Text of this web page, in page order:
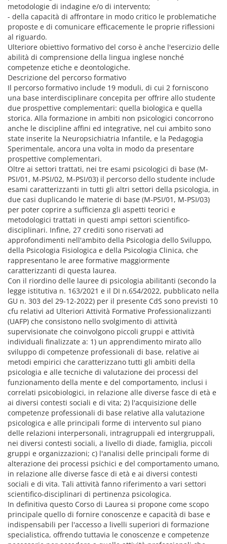
metodologie di indagine e/o di intervento;
- della capacità di affrontare in modo critico le problematiche
proposte e di comunicare efficacemente le proprie riflessioni
al riguardo.
Ulteriore obiettivo formativo del corso è anche l'esercizio delle
abilità di comprensione della lingua inglese nonché
competenze etiche e deontologiche.
Descrizione del percorso formativo
Il percorso formativo include 19 moduli, di cui 2 forniscono
una base interdisciplinare concepita per offrire allo studente
due prospettive complementari: quella biologica e quella
storica. Alla formazione in ambiti non psicologici concorrono
anche le discipline affini ed integrative, nel cui ambito sono
state inserite la Neuropsichiatria Infantile, e la Pedagogia
Sperimentale, ancora una volta in modo da presentare
prospettive complementari.
Oltre ai settori trattati, nei tre esami psicologici di base (M-
PSI/01, M-PSI/02, M-PSI/03) il percorso dello studente include
esami caratterizzanti in tutti gli altri settori della psicologia, in
due casi duplicando le materie di base (M-PSI/01, M-PSI/03)
per poter coprire a sufficienza gli aspetti teorici e
metodologici trattati in questi ampi settori scientifico-
disciplinari. Infine, 27 crediti sono riservati ad
approfondimenti nell'ambito della Psicologia dello Sviluppo,
della Psicologia Fisiologica e della Psicologia Clinica, che
rappresentano le aree formative maggiormente
caratterizzanti di questa laurea.
Con il riordino delle lauree di psicologia abilitanti (secondo la
legge istitutiva n. 163/2021 e il DI n.654/2022, pubblicato nella
GU n. 303 del 29-12-2022) per il presente CdS sono previsti 10
cfu relativi ad Ulteriori Attività Formative Professionalizzanti
(UAFP) che consistono nello svolgimento di attività
supervisionate che coinvolgono piccoli gruppi e attività
individuali finalizzate a: 1) un apprendimento mirato allo
sviluppo di competenze professionali di base, relative ai
metodi empirici che caratterizzano tutti gli ambiti della
psicologia e alle tecniche di valutazione dei processi del
funzionamento della mente e del comportamento, inclusi i
correlati psicobiologici, in relazione alle diverse fasce di età e
ai diversi contesti sociali e di vita; 2) l'acquisizione delle
competenze professionali di base relative alla valutazione
psicologica e alle principali forme di intervento sul piano
delle relazioni interpersonali, intragruppali ed intergruppali,
nei diversi contesti sociali, a livello di diade, famiglia, piccoli
gruppi e organizzazioni; c) l'analisi delle principali forme di
alterazione dei processi psichici e del comportamento umano,
in relazione alle diverse fasce di età e ai diversi contesti
sociali e di vita. Tali attività fanno riferimento a vari settori
scientifico-disciplinari di pertinenza psicologica.
In definitiva questo Corso di Laurea si propone come scopo
principale quello di fornire conoscenze e capacità di base e
indispensabili per l'accesso a livelli superiori di formazione
specialistica, offrendo tuttavia le conoscenze e competenze